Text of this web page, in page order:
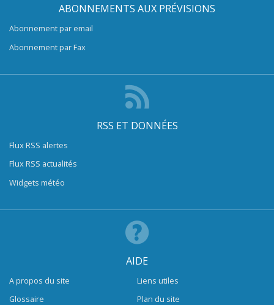
ABONNEMENTS AUX PRÉVISIONS
Abonnement par email
Abonnement par Fax
RSS ET DONNÉES
Flux RSS alertes
Flux RSS actualités
Widgets météo
AIDE
A propos du site
Glossaire
Liens utiles
Plan du site